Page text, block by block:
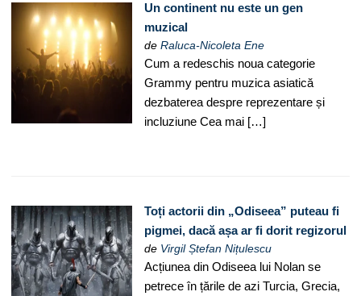
Un continent nu este un gen
muzical
deRaluca-Nicoleta Ene
Cum a redeschis noua categorie
Grammy pentru muzica asiatică
dezbaterea despre reprezentare și
incluziune Cea mai […]
Toți actorii din „Odiseea” puteau fi
pigmei, dacă așa ar fi dorit regizorul
de Virgil Ștefan Nițulescu
Acțiunea din Odiseea lui Nolan se
petrece în țările de azi Turcia, Grecia,